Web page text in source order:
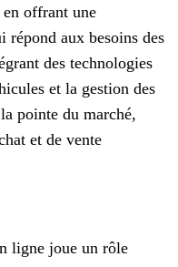
en offrant une
aux besoins des
des technologies
et la gestion des
pointe du marché,
et de vente
ligne joue un rôle